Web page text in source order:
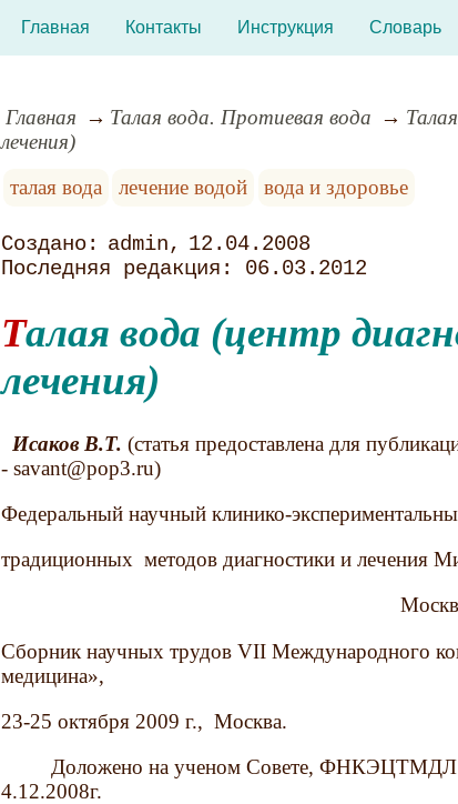
Главная Контакты Инструкция Словарь
Главная Талая вода. Протиевая вода
лечения)
талая вода
лечение водой вода и здоровье
admin
12.04.2008
06.03.2012
Талая вода (центр диагностики и
лечения)
Исаков В.Т.(статья предоставлена для
- savant@pop3.ru)
Федеральный научный клинико-
традиционных методов диагностики и лечения
Сборник научных трудов VII Международного
медицина»,
23-25 октября 2009 г., Москва.
Доложено на ученом Совете, ФНКЭЦТМДЛ
4.12.2008г.